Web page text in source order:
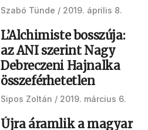
Szabó Tünde 2019. április 8.
L’Alchimiste bosszúja:
az ANI szerint Nagy
Debreczeni Hajnalka
összeférhetetlen
Sipos Zoltán 2019. március 6.
Újra áramlik a magyar